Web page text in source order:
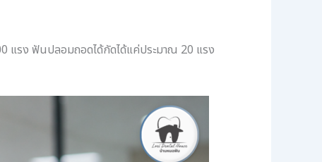
แรง ฟันปลอมถอดได้กัดได้แค่ประมาณ 20 แรง